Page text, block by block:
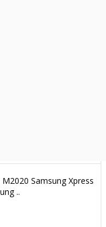
Samsung Xpress
..